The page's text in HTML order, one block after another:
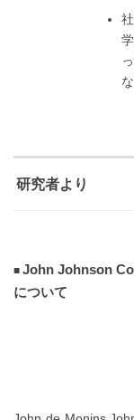
研究者より
John Johnson
について